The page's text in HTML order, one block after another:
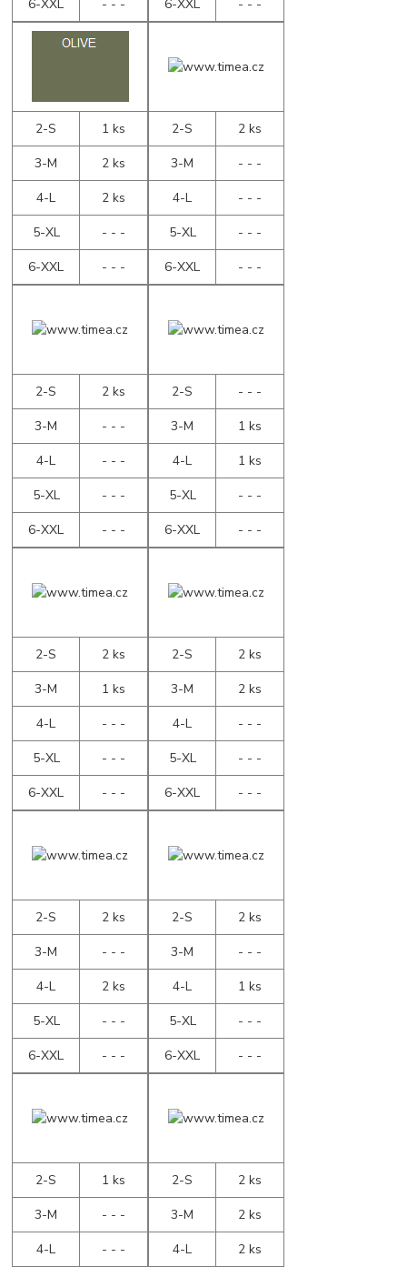
6-XXL - - - 6-XXL - - -
2-S
1 ks
3-M
2 ks
4-L
2 ks
5-XL
- - -
6-XXL
- - -
2-S
2 ks
3-M
- - -
4-L
- - -
5-XL
- - -
6-XXL
- - -
2-S
2 ks
3-M
- - -
4-L
- - -
5-XL
- - -
6-XXL
- - -
2-S
- - -
3-M
1 ks
4-L
1 ks
5-XL
- - -
6-XXL
- - -
2-S
2 ks
3-M
1 ks
4-L
- - -
5-XL
- - -
6-XXL
- - -
2-S
2 ks
3-M
2 ks
4-L
- - -
5-XL
- - -
6-XXL
- - -
2-S
2 ks
3-M
- - -
4-L
2 ks
5-XL
- - -
6-XXL
- - -
2-S
2 ks
3-M
- - -
4-L
1 ks
5-XL
- - -
6-XXL
- - -
2-S
1 ks
3-M
- - -
4-L
- - -
2-S
2 ks
3-M
2 ks
4-L
2 ks